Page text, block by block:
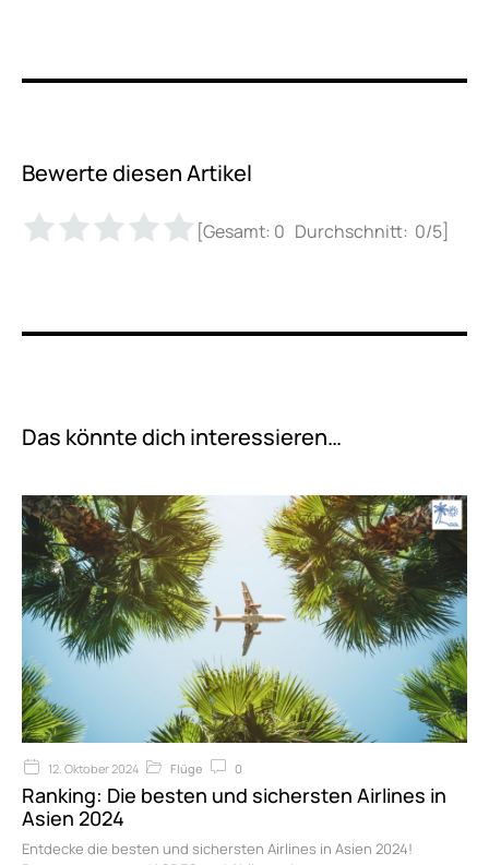
Bewerte diesen Artikel
[Gesamt: 0 Durchschnitt: 0/5]
Das könnte dich interessieren…
12. Oktober 2024 Flüge 0
Ranking: Die besten und sichersten Airlines in
Asien 2024
Entdecke die besten und sichersten Airlines in Asien 2024!